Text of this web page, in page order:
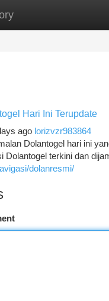
Site Listings
Hari Ini Terupdate
ago lorizvzr983864
Dolantogel hari ini
Dolantogel terkini dan
dolanresmi/